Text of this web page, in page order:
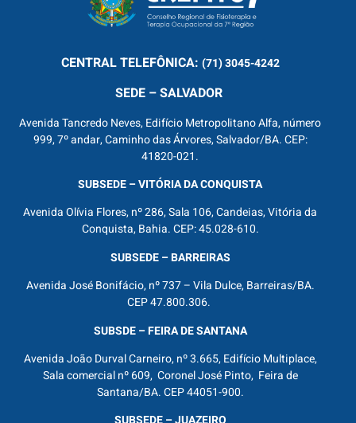
CENTRALTELEFÔNICA: (71) 3045-4242
SEDE – SALVADOR
Avenida Tancredo Neves, Edifício Metropolitano Alfa, número
999, 7º andar, Caminho das Árvores, Salvador/BA. CEP:
41820-021.
SUBSEDE – VITÓRIA DA CONQUISTA
Avenida Olívia Flores, nº 286, Sala 106, Candeias, Vitória da
Conquista, Bahia. CEP: 45.028-610.
SUBSEDE – BARREIRAS
Avenida José Bonifácio, nº 737 – Vila Dulce, Barreiras/BA.
CEP 47.800.306.
SUBSDE – FEIRA DE SANTANA
Avenida João Durval Carneiro, nº 3.665, Edifício Multiplace,
Sala comercial nº 609, Coronel José Pinto, Feira de
Santana/BA. CEP 44051-900.